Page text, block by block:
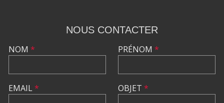
NOUS CONTACTER
NOM *
EMAIL*
PRÉNOM *
OBJET *